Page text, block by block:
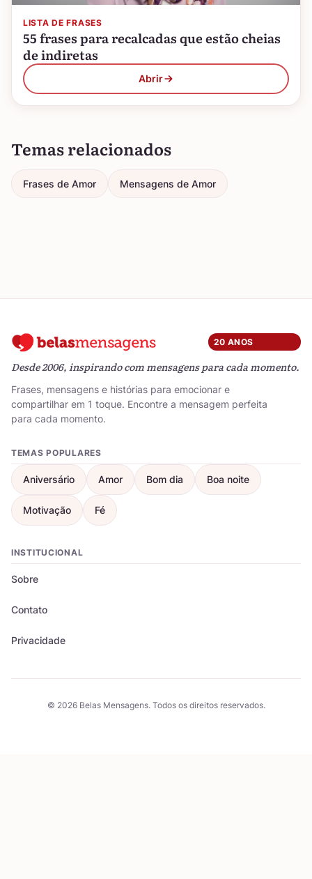
LISTA DE FRASES
55 frases para recalcadas que estão cheias
de indiretas
Abrir
Temas relacionados
Frases de Amor Mensagens de Amor
20 ANOS
Desde 2006, inspirando com mensagens para cada momento.
Frases, mensagens e histórias para emocionar e
compartilhar em 1 toque. Encontre a mensagem perfeita
para cada momento.
TEMAS POPULARES
Aniversário Amor Bom dia Boa noite
Motivação Fé
INSTITUCIONAL
Sobre
Contato
Privacidade
© 2026 Belas Mensagens. Todos os direitos reservados.